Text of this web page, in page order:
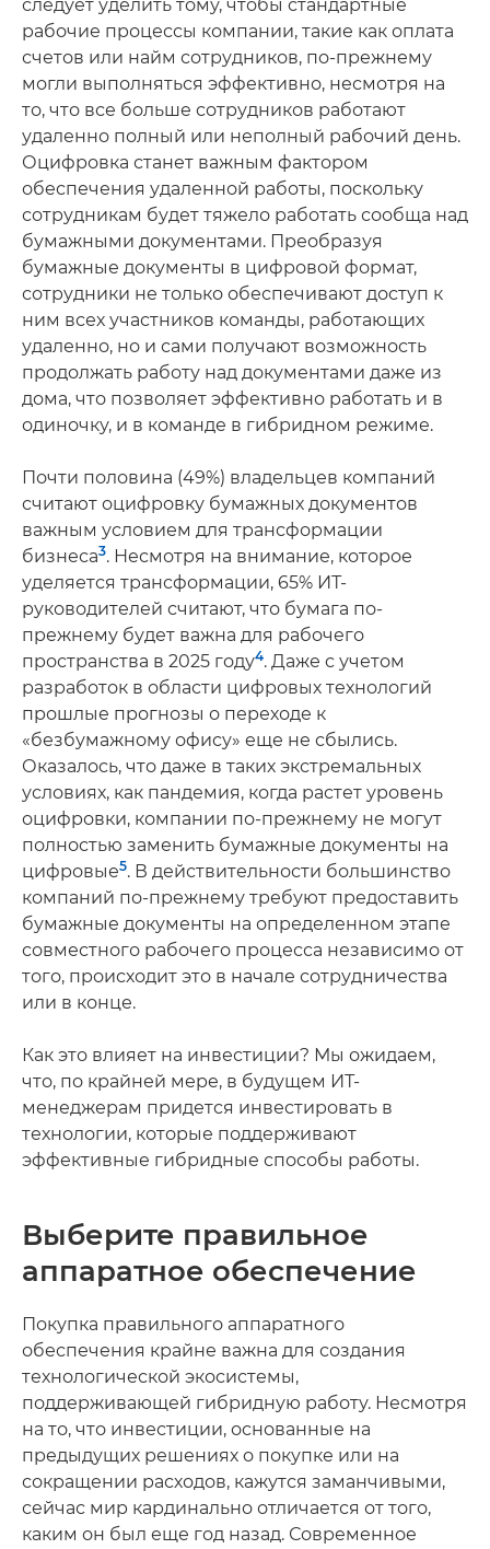
следует уделить тому, чтобы стандартные
рабочие процессы компании, такие как оплата
счетов или найм сотрудников, по-прежнему
могли выполняться эффективно, несмотря на
то, что все больше сотрудников работают
удаленно полный или неполный рабочий день.
Оцифровка станет важным фактором
обеспечения удаленной работы, поскольку
сотрудникам будет тяжело работать сообща над
бумажными документами. Преобразуя
бумажные документы в цифровой формат,
сотрудники не только обеспечивают доступ к
ним всех участников команды, работающих
удаленно, но и сами получают возможность
продолжать работу над документами даже из
дома, что позволяет эффективно работать и в
одиночку, и в команде в гибридном режиме.
Почти половина (49%) владельцев компаний
считают оцифровку бумажных документов
важным условием для трансформации
бизнеса3. Несмотря на внимание, которое
уделяется трансформации, 65% ИТ-
руководителей считают, что бумага по-
прежнему будет важна для рабочего
пространства в 2025 году4. Даже с учетом
разработок в области цифровых технологий
прошлые прогнозы о переходе к
«безбумажному офису» еще не сбылись.
Оказалось, что даже в таких экстремальных
условиях, как пандемия, когда растет уровень
оцифровки, компании по-прежнему не могут
полностью заменить бумажные документы на
цифровые5. В действительности большинство
компаний по-прежнему требуют предоставить
бумажные документы на определенном этапе
совместного рабочего процесса независимо от
того, происходит это в начале сотрудничества
или в конце.
Как это влияет на инвестиции? Мы ожидаем,
что, по крайней мере, в будущем ИТ-
менеджерам придется инвестировать в
технологии, которые поддерживают
эффективные гибридные способы работы.
Выберите правильное
аппаратное обеспечение
Покупка правильного аппаратного
обеспечения крайне важна для создания
технологической экосистемы,
поддерживающей гибридную работу. Несмотря
на то, что инвестиции, основанные на
предыдущих решениях о покупке или на
сокращении расходов, кажутся заманчивыми,
сейчас мир кардинально отличается от того,
каким он был еще год назад. Современное